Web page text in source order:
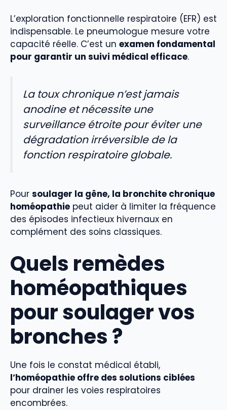
L’exploration fonctionnelle respiratoire (EFR) est
indispensable. Le pneumologue mesure votre
capacité réelle. C’est un examen fondamental
pour garantir un suivi médical efficace.
La toux chronique n’est jamais
anodine et nécessite une
surveillance étroite pour éviter une
dégradation irréversible de la
fonction respiratoire globale.
Pour soulager la gêne, la bronchite chronique
homéopathie peut aider à limiter la fréquence
des épisodes infectieux hivernaux en
complément des soins classiques.
Quels remèdes
homéopathiques
pour soulager vos
bronches ?
Une fois le constat médical établi,
l’homéopathie offre des solutions ciblées
pour drainer les voies respiratoires
encombrées.